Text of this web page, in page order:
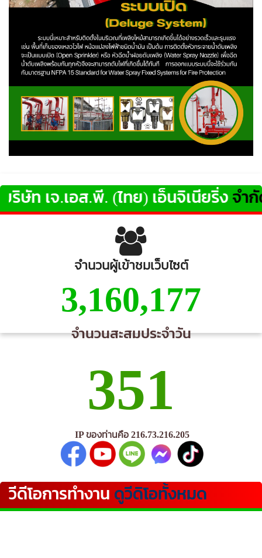
ท เจ.เอส.พี. (ไทย) เอ็นจิเนียริ่งจำกัด
จำนวนผู้เข้าชมเว็บไซต์
3,160,177
จำนวนสะสมประจำวัน
351
IP ของท่านคือ 216.73.216.205
วีดีโอการทำงาน ดูวีดิโอทั้งหมด